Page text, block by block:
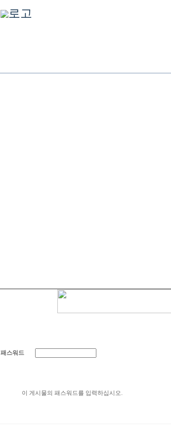
패스워드
이 게시물의 패스워드를 입력하십시오.